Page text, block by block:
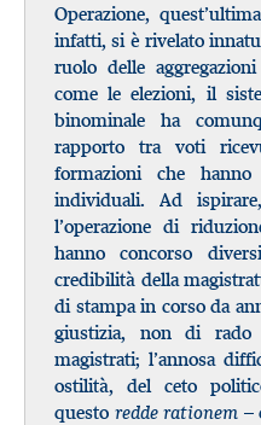
Operazione,
infatti, si è rivelato
ruolo delle
come le elezioni, il
binominale ha
rapporto tra voti
formazioni che
individuali. Ad
l’operazione di
hanno concorso
credibilità della
di stampa in corso da
giustizia, non di rado
magistrati; l’annosa
ostilità, del ceto
questo redde rationem –